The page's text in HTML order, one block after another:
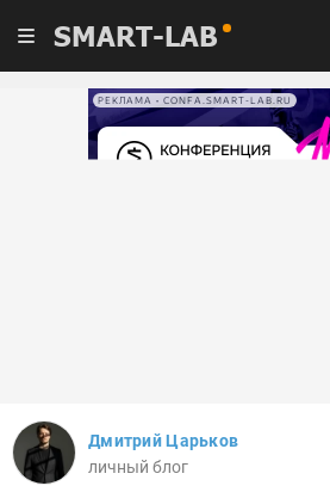
SMART-LAB
РЕКЛАМА • CONFA.SMART-LAB.RU
Дмитрий Царьков
личный блог